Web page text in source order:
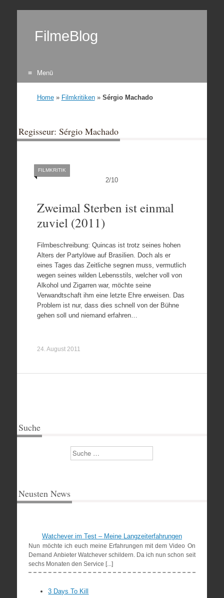
FilmeBlog
Menü
Home» Filmkritiken» Sérgio Machado
Regisseur: Sérgio Machado
2/10
FILMKRITIK
Zweimal Sterben ist einmal
zuviel (2011)
Filmbeschreibung: Quincas ist trotz seines hohen
Alters der Partylöwe auf Brasilien. Doch als er
eines Tages das Zeitliche segnen muss, vermutlich
wegen seines wilden Lebensstils, welcher voll von
Alkohol und Zigarren war, möchte seine
Verwandtschaft ihm eine letzte Ehre erweisen. Das
Problem ist nur, dass dies schnell von der Bühne
gehen soll und niemand erfahren…
24. August 2011
Suche
Suchen
Neusten News
Watchever im Test – Meine Langzeiterfahrungen
Nun möchte ich euch meine Erfahrungen mit dem Video On
Demand Anbieter Watchever schildern. Da ich nun schon seit
sechs Monaten den Service [...]
3 Days To Kill